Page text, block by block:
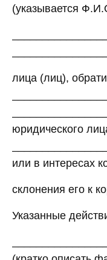
(указывается
лица (лиц),
юридического
или в интересах
склонения его к
Указанные